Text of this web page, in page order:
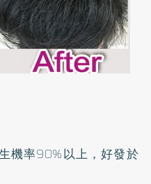
機率90%以上，好發於